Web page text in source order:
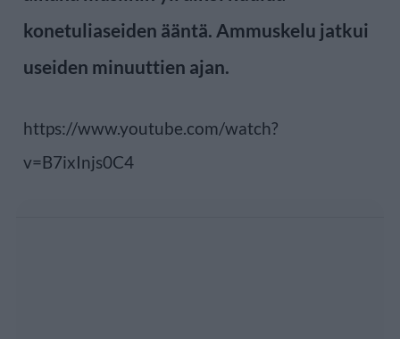
konetuliaseiden ääntä. Ammuskelu jatkui
useiden minuuttien ajan.
https://www.youtube.com/watch?
v=B7ixInjs0C4